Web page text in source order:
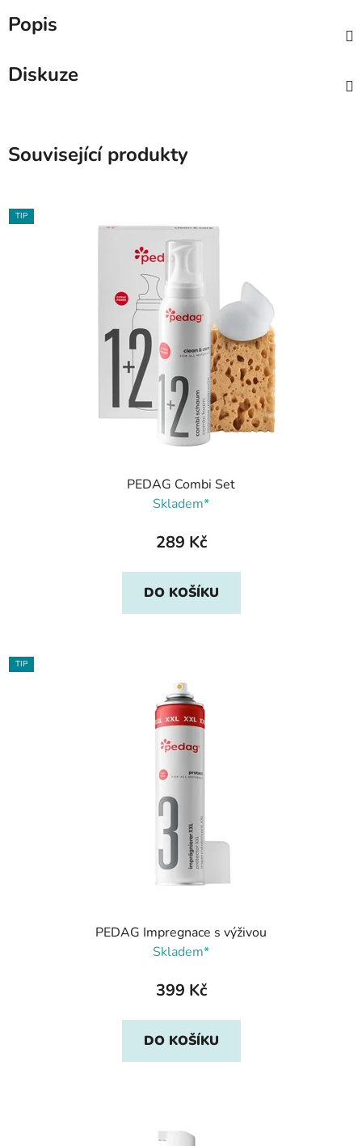
Popis
Diskuze
Související produkty
TIP
PEDAG Combi Set
Skladem*
289 Kč
DO KOŠÍKU
TIP
PEDAG Impregnace s výživou
Skladem*
399 Kč
DO KOŠÍKU